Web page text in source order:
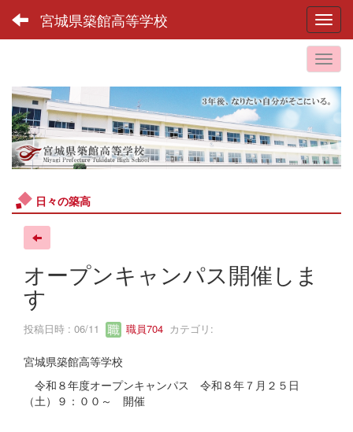
宮城県築館高等学校
日々の築高
オープンキャンパス開催しま
す
投稿日時 : 06/11 職員704 カテゴリ:
宮城県築館高等学校
令和８年度オープンキャンパス 令和８年７月２５日
（土）９：００～ 開催